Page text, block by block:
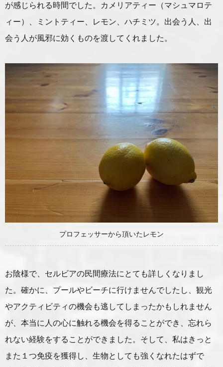
が感じられる時間でした。カメリアティー（マシュマロテ
ィー）、ミントティー、レモン、ハチミツ。出会う人、出
会う人が風邪に効くものを渡してくれました。
プロフェッサーから頂いたレモン
お陰様で、セルビアの民間療法にとても詳しくなりまし
た。確かに、プールやビーチに行けませんでしたし、観光
やアクティビティの機会も逃してしまったかもしれません
が、本当に人の心に触れる機会を得ることができ、忘れら
れない経験をすることができました。そして、私はきっと
また１つ免疫を獲得し、生物としても強くなれたはずで